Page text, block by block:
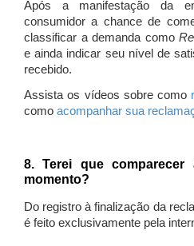
Após a manifestação da
consumidor a chance de
classificar a demanda como
e ainda indicar seu nível de
recebido.
Assista os vídeos sobre como
como acompanhar sua
8. Terei que
momento?
Do registro à finalização da
é feito exclusivamente pela